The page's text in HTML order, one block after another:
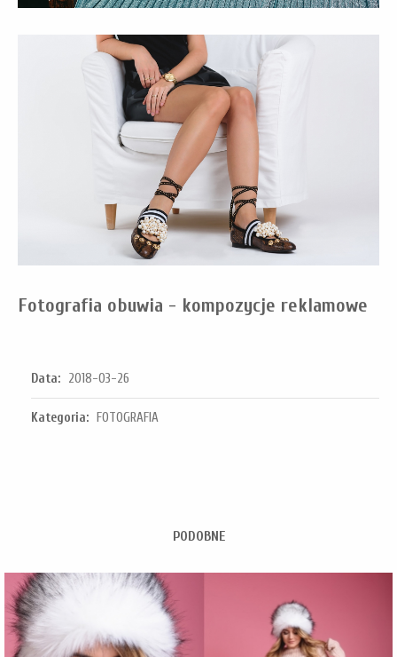
Fotografia obuwia - kompozycje reklamowe
Data: 2018-03-26
Kategoria: FOTOGRAFIA
PODOBNE